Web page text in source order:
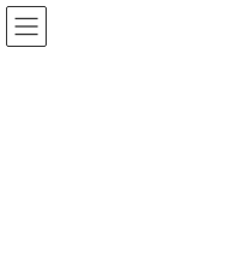
コ
ン
ナ
ビ